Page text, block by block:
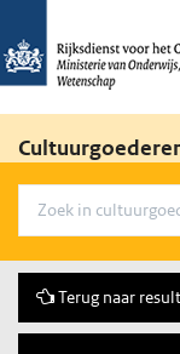
Terug naar